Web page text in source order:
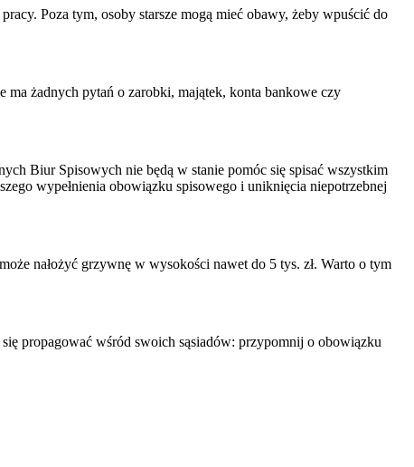
Poza tym, osoby starsze mogą mieć obawy, żeby wpuścić do
ma żadnych pytań o zarobki, majątek, konta bankowe czy
Biur Spisowych nie będą w stanie pomóc się spisać wszystkim
wypełnienia obowiązku spisowego i uniknięcia niepotrzebnej
nałożyć grzywnę w wysokości nawet do 5 tys. zł. Warto o tym
propagować wśród swoich sąsiadów: przypomnij o obowiązku